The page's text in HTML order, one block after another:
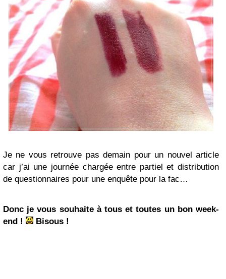
Je ne vous retrouve pas demain pour un nouvel article
car j’ai une journée chargée entre partiel et distribution
de questionnaires pour une enquête pour la fac…
Donc je vous souhaite à tous et toutes un bon week-
end !
Bisous !